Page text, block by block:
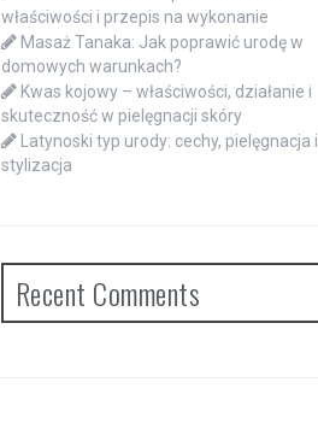
właściwości i przepis na wykonanie
Masaż Tanaka: Jak poprawić urodę w
domowych warunkach?
Kwas kojowy – właściwości, działanie i
skuteczność w pielęgnacji skóry
Latynoski typ urody: cechy, pielęgnacja i
stylizacja
Recent Comments